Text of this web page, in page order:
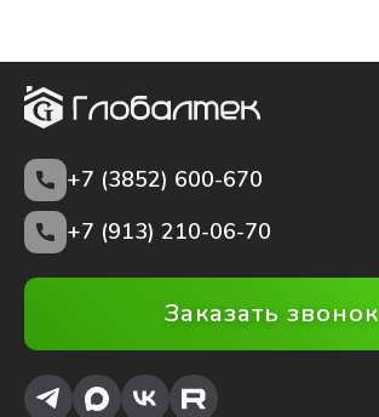
+7 (3852) 600-670
+7 (913) 210-06-70
Заказать звонок